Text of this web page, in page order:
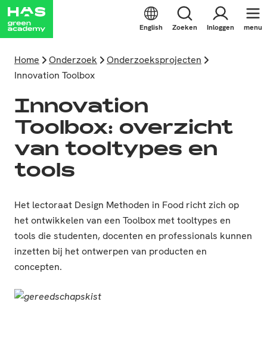
English Zoeken Inloggen menu
Home Onderzoek
Onderzoeksprojecten
Innovation Toolbox
Innovation
Toolbox: overzicht
van tooltypes en
tools
Het lectoraat Design Methoden in Food richt zich op
het ontwikkelen van een Toolbox met tooltypes en
tools die studenten, docenten en professionals kunnen
inzetten bij het ontwerpen van producten en
concepten.